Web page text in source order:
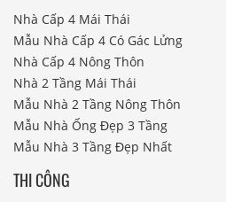
Nhà Cấp 4 Mái Thái
Mẫu Nhà Cấp 4 Có Gác Lửng
Nhà Cấp 4 Nông Thôn
Nhà 2 Tầng Mái Thái
Mẫu Nhà 2 Tầng Nông Thôn
Mẫu Nhà Ống Đẹp 3 Tầng
Mẫu Nhà 3 Tầng Đẹp Nhất
THI CÔNG